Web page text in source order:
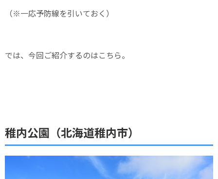
（※一応予防線を引いておく）
では、今回ご紹介するのはこちら。
稚内公園（北海道稚内市）